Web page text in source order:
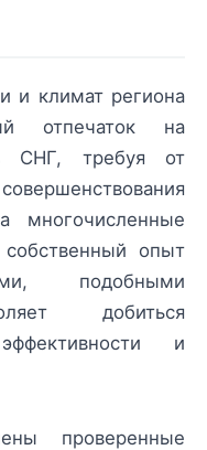
и климат региона
отпечаток на
СНГ, требуя от
многочисленные
опыт
подобными
добиться
и
проверенные